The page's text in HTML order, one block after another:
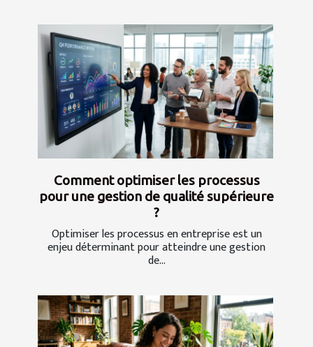
Comment optimiser les processus
pour une gestion de qualité supérieure
?
Optimiser les processus en entreprise est un
enjeu déterminant pour atteindre une gestion
de...